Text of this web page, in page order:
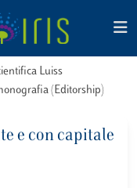
Luiss
(Editorship)
e con capitale